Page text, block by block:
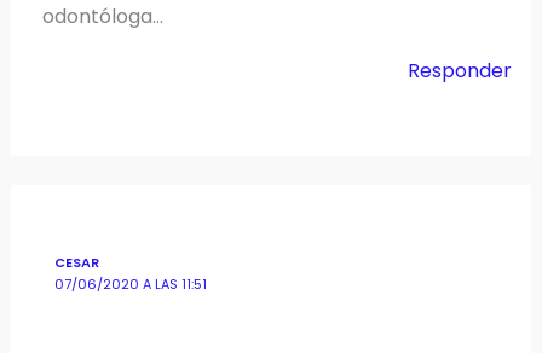
odontóloga…
Responder
CESAR
07/06/2020 A LAS 11:51